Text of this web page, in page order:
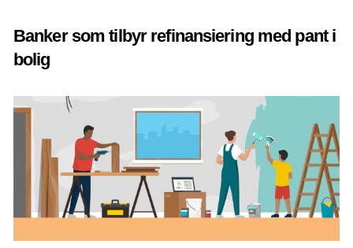
Banker som tilbyr refinansiering med pant i
bolig